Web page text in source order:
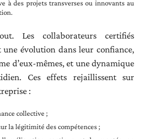
à des projets transverses ou innovants au
Les collaborateurs certifiés
une évolution dans leur confiance,
d’eux-mêmes, et une dynamique
Ces effets rejaillissent sur
:
collective ;
la légitimité des compétences ;